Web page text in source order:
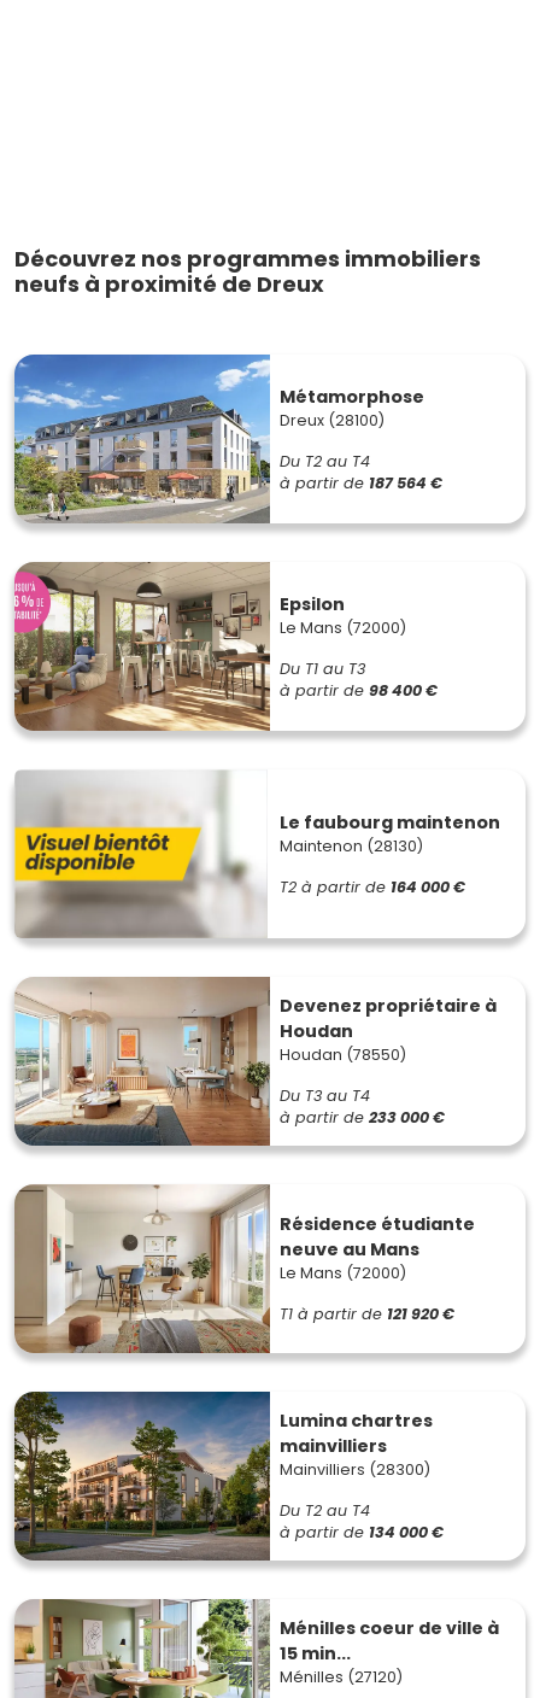
Découvrez nos programmes immobiliers
neufs à proximité de Dreux
Métamorphose
Dreux (28100)
Du T2 au T4
à partir de 187 564 €
Epsilon
Le Mans (72000)
Du T1 au T3
à partir de 98 400 €
Le faubourg maintenon
Maintenon (28130)
T2 à partir de 164 000 €
Devenez propriétaire à
Houdan
Houdan (78550)
Du T3 au T4
à partir de 233 000 €
Résidence étudiante
neuve au Mans
Le Mans (72000)
T1 à partir de 121 920 €
Lumina chartres
mainvilliers
Mainvilliers (28300)
Du T2 au T4
à partir de 134 000 €
Ménilles coeur de ville à
15 min...
Ménilles (27120)